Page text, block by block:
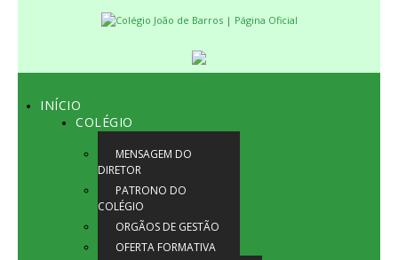
INÍCIO
COLÉGIO
MENSAGEM DO
DIRETOR
PATRONO DO
COLÉGIO
ORGÃOS DE GESTÃO
OFERTA FORMATIVA